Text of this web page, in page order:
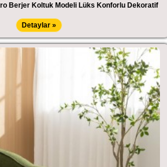
Berjer Koltuk Modeli Lüks Konforlu Dekoratif
Detaylar »